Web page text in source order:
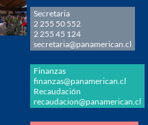
Secretaria
2 255 50 552
2 255 45 124
secretaria@panamerican.cl
Finanzas
finanzas@panamerican.cl
Recaudación
recaudacion@panamerican.cl